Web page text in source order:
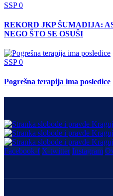
SSP0
REKORD JKP ŠUMADIJA:
NEGO ŠTO SE OSUŠI
SSP0
Pogrešna terapija ima posledice
Facebook-f X-twitter Instagram